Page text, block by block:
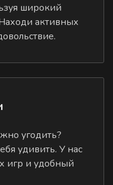
широкий
активных
угодить?
удивить. У нас
игр и удобный